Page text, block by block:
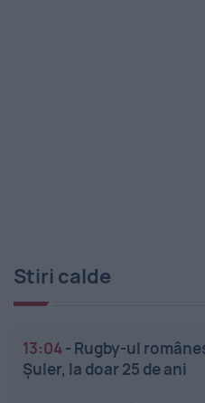
Stiri calde
13:04- Rugby-ul
Șuler, la doar 25 de ani